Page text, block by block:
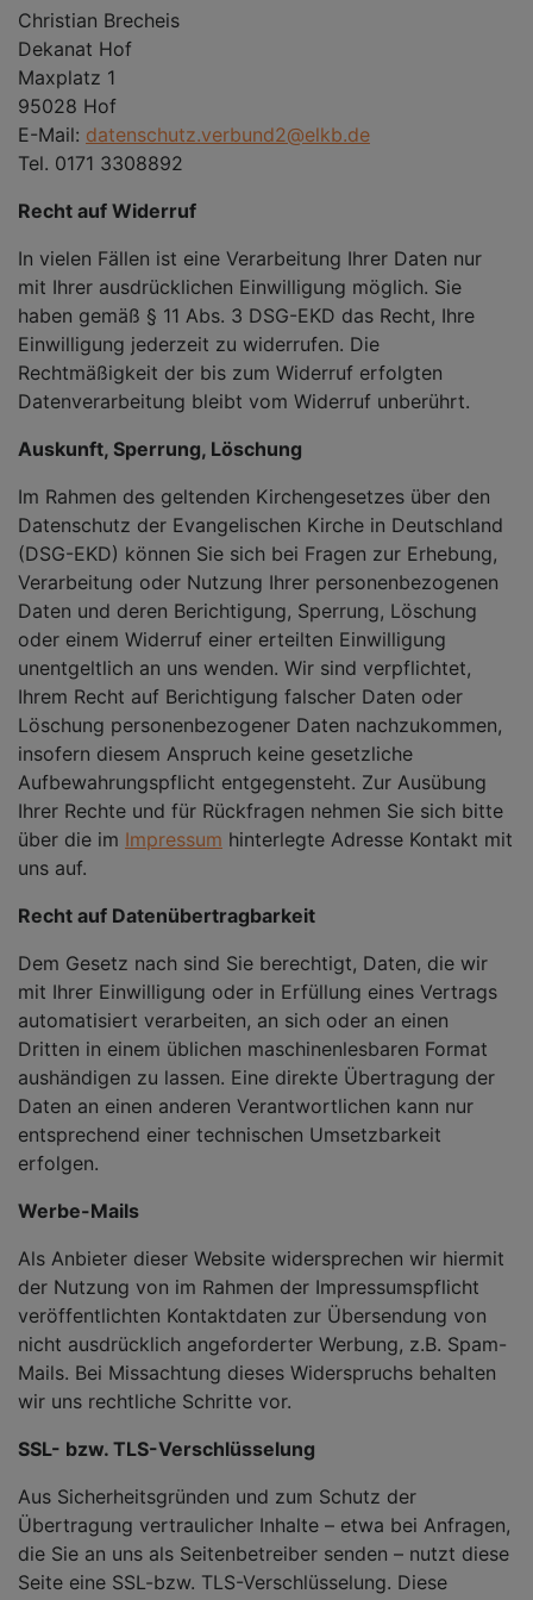
Christian Brecheis
Dekanat Hof
Maxplatz 1
95028 Hof
E-Mail: datenschutz.verbund2@elkb.de
Tel. 0171 3308892
Recht auf Widerruf
In vielen Fällen ist eine Verarbeitung Ihrer Daten nur
mit Ihrer ausdrücklichen Einwilligung möglich. Sie
haben gemäß § 11 Abs. 3 DSG-EKD das Recht, Ihre
Einwilligung jederzeit zu widerrufen. Die
Rechtmäßigkeit der bis zum Widerruf erfolgten
Datenverarbeitung bleibt vom Widerruf unberührt.
Auskunft, Sperrung, Löschung
Im Rahmen des geltenden Kirchengesetzes über den
Datenschutz der Evangelischen Kirche in Deutschland
(DSG-EKD) können Sie sich bei Fragen zur Erhebung,
Verarbeitung oder Nutzung Ihrer personenbezogenen
Daten und deren Berichtigung, Sperrung, Löschung
oder einem Widerruf einer erteilten Einwilligung
unentgeltlich an uns wenden. Wir sind verpflichtet,
Ihrem Recht auf Berichtigung falscher Daten oder
Löschung personenbezogener Daten nachzukommen,
insofern diesem Anspruch keine gesetzliche
Aufbewahrungspflicht entgegensteht. Zur Ausübung
Ihrer Rechte und für Rückfragen nehmen Sie sich bitte
über die im Impressum hinterlegte Adresse Kontakt mit
uns auf.
Recht auf Datenübertragbarkeit
Dem Gesetz nach sind Sie berechtigt, Daten, die wir
mit Ihrer Einwilligung oder in Erfüllung eines Vertrags
automatisiert verarbeiten, an sich oder an einen
Dritten in einem üblichen maschinenlesbaren Format
aushändigen zu lassen. Eine direkte Übertragung der
Daten an einen anderen Verantwortlichen kann nur
entsprechend einer technischen Umsetzbarkeit
erfolgen.
Werbe-Mails
Als Anbieter dieser Website widersprechen wir hiermit
der Nutzung von im Rahmen der Impressumspflicht
veröffentlichten Kontaktdaten zur Übersendung von
nicht ausdrücklich angeforderter Werbung, z.B. Spam-
Mails. Bei Missachtung dieses Widerspruchs behalten
wir uns rechtliche Schritte vor.
SSL- bzw. TLS-Verschlüsselung
Aus Sicherheitsgründen und zum Schutz der
Übertragung vertraulicher Inhalte – etwa bei Anfragen,
die Sie an uns als Seitenbetreiber senden – nutzt diese
Seite eine SSL-bzw. TLS-Verschlüsselung. Diese